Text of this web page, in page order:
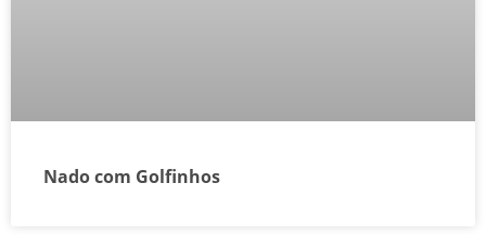
Nado com Golfinhos